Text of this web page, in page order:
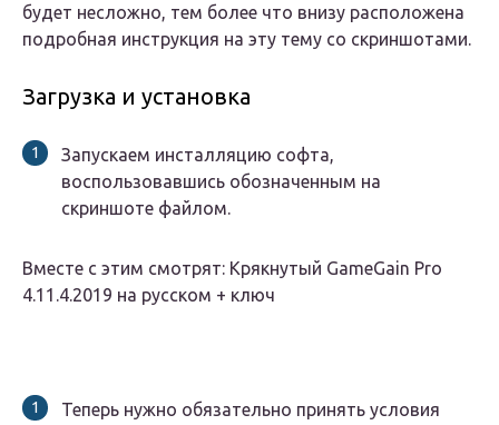
будет несложно, тем более что внизу расположена
подробная инструкция на эту тему со скриншотами.
Загрузка и установка
Запускаем инсталляцию софта,
воспользовавшись обозначенным на
скриншоте файлом.
Вместе с этим смотрят: Крякнутый GameGain Pro
4.11.4.2019 на русском + ключ
Теперь нужно обязательно принять условия